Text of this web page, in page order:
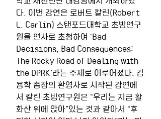
다. 이번 강연은 로버트 칼린(Robert
L. Carlin) 스탠포드대학교 초빙연구
원을 연사로 초청하여 ‘Bad
Decisions, Bad Consequences:
The Rocky Road of Dealing with
the DPRK’라는 주제로 이루어졌다. 김
용학 총장의 환영사로 시작된 강연에
서 칼린 초빙연구원은 “우리는 지금 활
화산 위에 앉아”있는 것과 같아서 “후